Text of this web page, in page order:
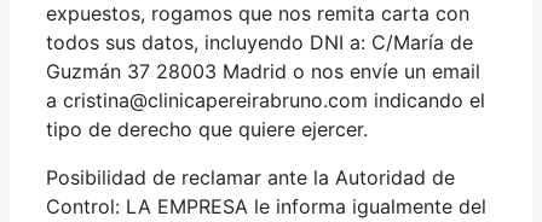
expuestos, rogamos que nos remita carta con
todos sus datos, incluyendo DNI a: C/María de
Guzmán 37 28003 Madrid o nos envíe un email
a cristina@clinicapereirabruno.com indicando el
tipo de derecho que quiere ejercer.
Posibilidad de reclamar ante la Autoridad de
Control: LA EMPRESA le informa igualmente del